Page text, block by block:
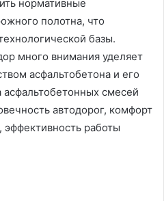
нормативные
полотна, что
базы.
много внимания уделяет
асфальтобетона и его
асфальтобетонных смесей
автодорог, комфорт
эффективность работы